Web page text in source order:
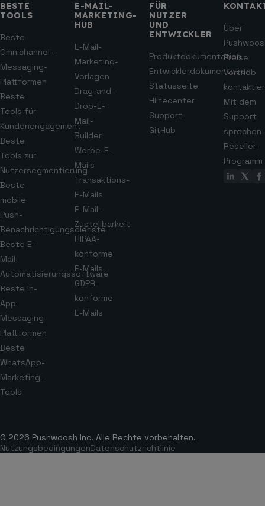
BESTE
TOOLS
Beste
Omnichannel-
Messaging-
Plattformen
Beste
Tools für
Kundenengagement
Beste
Tools zur
Nutzersegmentierung
Beste
mobile
Push-
Benachrichtigungsdienste
Beste E-
Mail-
Automatisierungssoftware
Beste In-
App-
Messaging-
Plattformen
Beste
WhatsApp-
Marketing-
Tools
E-MAIL-
MARKETING-
HUB
E-Mail-
Marketing-
Vorlagen
Drag-and-
Drop-E-
Mail-
Builder
Werbe-E-
Mails
Transaktions-
E-Mails
E-Mail-
Zustellbarkeit
HIPAA-
konforme
E-Mails
GDPR-
konforme
E-Mails
FÜR
NUTZER
UND
ENTWICKLER
Produktdokumentation
Entwicklerdokumentation
Statusseite
Hilfecenter
Support
GitHub
Über
Preise
Vertrieb
Mit dem
Support
sprechen
Reseller-
Programm
© 2026 Pushwoosh Inc. Alle Rechte vorbehalten.
NutzungsbedingungenDatenschutzrichtlinie